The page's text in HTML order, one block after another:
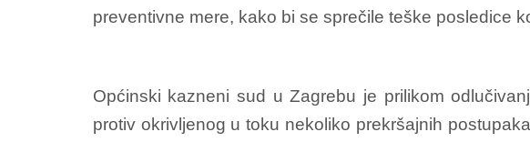
preventivne mere, kako bi se sprečile teške posledice
Općinski kazneni sud u Zagrebu je prilikom
protiv okrivljenog u toku nekoliko prekršajnih